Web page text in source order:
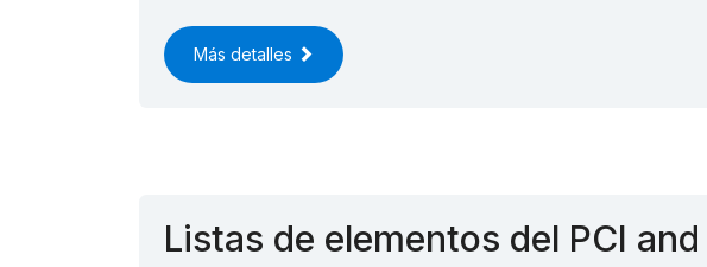
Más detalles
Listas de elementos del PCI